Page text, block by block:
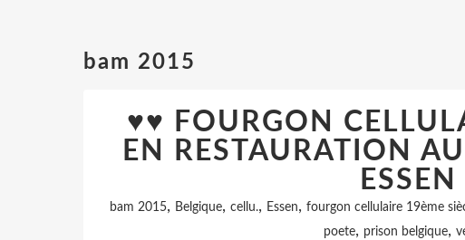
bam 2015
♥♥ FOURGON
EN RESTAURATION
ESSEN
bam 2015, Belgique, cellu., Essen, fourgon cellulaire 19ème
poete, prison belgique,